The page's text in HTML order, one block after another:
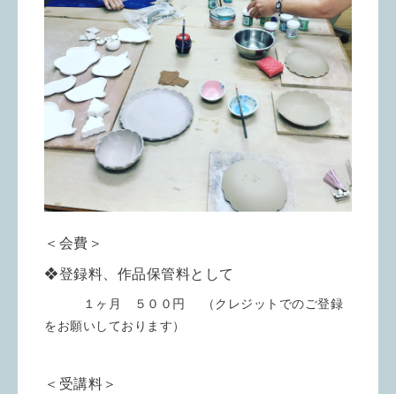
＜会費＞
❖登録料、作品保管料として
１ヶ月 ５００円 （クレジットでのご登録
をお願いしております）
＜受講料＞